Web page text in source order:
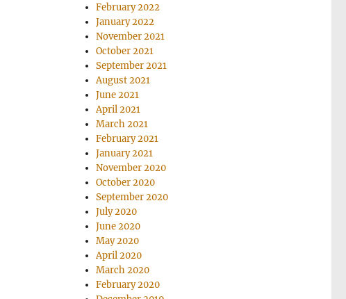
February 2022
January 2022
November 2021
October 2021
September 2021
August 2021
June 2021
April 2021
March 2021
February 2021
January 2021
November 2020
October 2020
September 2020
July 2020
June 2020
May 2020
April 2020
March 2020
February 2020